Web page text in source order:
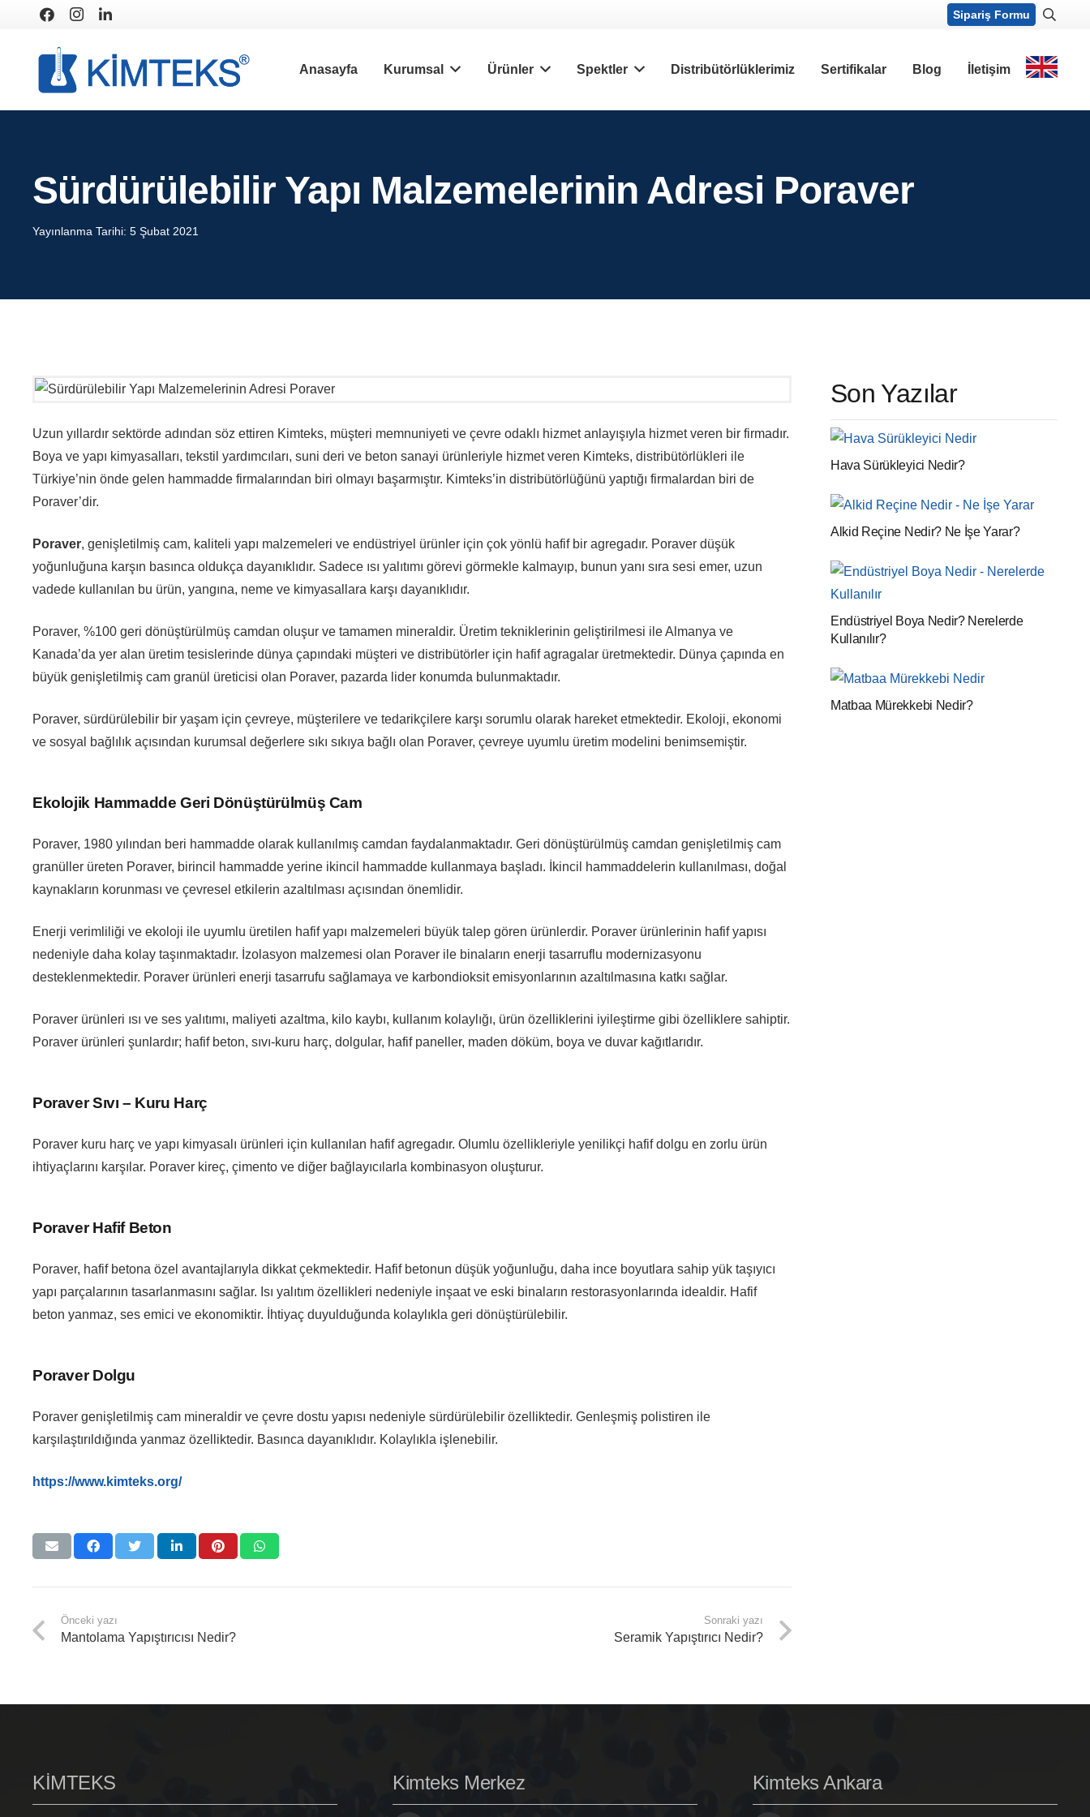
Sipariş Formu
Anasayfa Kurumsal Ürünler Spektler Distribütörlüklerimiz Sertifikalar Blog İletişim
Sürdürülebilir Yapı Malzemelerinin Adresi Poraver
Yayınlanma Tarihi: 5 Şubat 2021
Uzun yıllardır sektörde adından söz ettiren Kimteks, müşteri memnuniyeti ve çevre odaklı hizmet anlayışıyla hizmet veren bir firmadır.
Boya ve yapı kimyasalları, tekstil yardımcıları, suni deri ve beton sanayi ürünleriyle hizmet veren Kimteks, distribütörlükleri ile
Türkiye’nin önde gelen hammadde firmalarından biri olmayı başarmıştır. Kimteks’in distribütörlüğünü yaptığı firmalardan biri de
Poraver’dir.
Poraver, genişletilmiş cam, kaliteli yapı malzemeleri ve endüstriyel ürünler için çok yönlü hafif bir agregadır. Poraver düşük
yoğunluğuna karşın basınca oldukça dayanıklıdır. Sadece ısı yalıtımı görevi görmekle kalmayıp, bunun yanı sıra sesi emer, uzun
vadede kullanılan bu ürün, yangına, neme ve kimyasallara karşı dayanıklıdır.
Poraver, %100 geri dönüştürülmüş camdan oluşur ve tamamen mineraldir. Üretim tekniklerinin geliştirilmesi ile Almanya ve
Kanada’da yer alan üretim tesislerinde dünya çapındaki müşteri ve distribütörler için hafif agragalar üretmektedir. Dünya çapında en
büyük genişletilmiş cam granül üreticisi olan Poraver, pazarda lider konumda bulunmaktadır.
Poraver, sürdürülebilir bir yaşam için çevreye, müşterilere ve tedarikçilere karşı sorumlu olarak hareket etmektedir. Ekoloji, ekonomi
ve sosyal bağlılık açısından kurumsal değerlere sıkı sıkıya bağlı olan Poraver, çevreye uyumlu üretim modelini benimsemiştir.
Ekolojik Hammadde Geri Dönüştürülmüş Cam
Poraver, 1980 yılından beri hammadde olarak kullanılmış camdan faydalanmaktadır. Geri dönüştürülmüş camdan genişletilmiş cam
granüller üreten Poraver, birincil hammadde yerine ikincil hammadde kullanmaya başladı. İkincil hammaddelerin kullanılması, doğal
kaynakların korunması ve çevresel etkilerin azaltılması açısından önemlidir.
Enerji verimliliği ve ekoloji ile uyumlu üretilen hafif yapı malzemeleri büyük talep gören ürünlerdir. Poraver ürünlerinin hafif yapısı
nedeniyle daha kolay taşınmaktadır. İzolasyon malzemesi olan Poraver ile binaların enerji tasarruflu modernizasyonu
desteklenmektedir. Poraver ürünleri enerji tasarrufu sağlamaya ve karbondioksit emisyonlarının azaltılmasına katkı sağlar.
Poraver ürünleri ısı ve ses yalıtımı, maliyeti azaltma, kilo kaybı, kullanım kolaylığı, ürün özelliklerini iyileştirme gibi özelliklere sahiptir.
Poraver ürünleri şunlardır; hafif beton, sıvı-kuru harç, dolgular, hafif paneller, maden döküm, boya ve duvar kağıtlarıdır.
Poraver Sıvı – Kuru Harç
Poraver kuru harç ve yapı kimyasalı ürünleri için kullanılan hafif agregadır. Olumlu özellikleriyle yenilikçi hafif dolgu en zorlu ürün
ihtiyaçlarını karşılar. Poraver kireç, çimento ve diğer bağlayıcılarla kombinasyon oluşturur.
Poraver Hafif Beton
Poraver, hafif betona özel avantajlarıyla dikkat çekmektedir. Hafif betonun düşük yoğunluğu, daha ince boyutlara sahip yük taşıyıcı
yapı parçalarının tasarlanmasını sağlar. Isı yalıtım özellikleri nedeniyle inşaat ve eski binaların restorasyonlarında idealdir. Hafif
beton yanmaz, ses emici ve ekonomiktir. İhtiyaç duyulduğunda kolaylıkla geri dönüştürülebilir.
Poraver Dolgu
Poraver genişletilmiş cam mineraldir ve çevre dostu yapısı nedeniyle sürdürülebilir özelliktedir. Genleşmiş polistiren ile
karşılaştırıldığında yanmaz özelliktedir. Basınca dayanıklıdır. Kolaylıkla işlenebilir.
https://www.kimteks.org/
Önceki yazı
Mantolama Yapıştırıcısı Nedir?
Sonraki yazı
Seramik Yapıştırıcı Nedir?
Son Yazılar
Hava Sürükleyici Nedir?
Alkid Reçine Nedir? Ne İşe Yarar?
Endüstriyel Boya Nedir? Nerelerde
Kullanılır?
Matbaa Mürekkebi Nedir?
KİMTEKS Kimteks Merkez Kimteks Ankara